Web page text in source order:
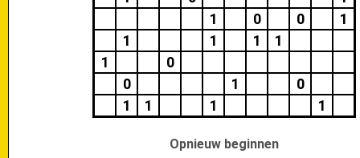
1
0 0
1
1
1 1
1
1
0
0
1
0
1
1 1 1
Opnieuw beginnen